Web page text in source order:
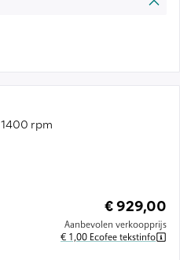
rpm
€ 929,00
Aanbevolen verkoopprijs
€ 1,00 Ecofee tekstinfo